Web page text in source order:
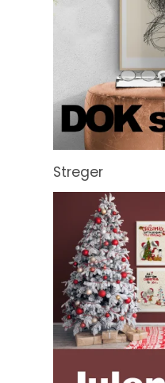
Streger